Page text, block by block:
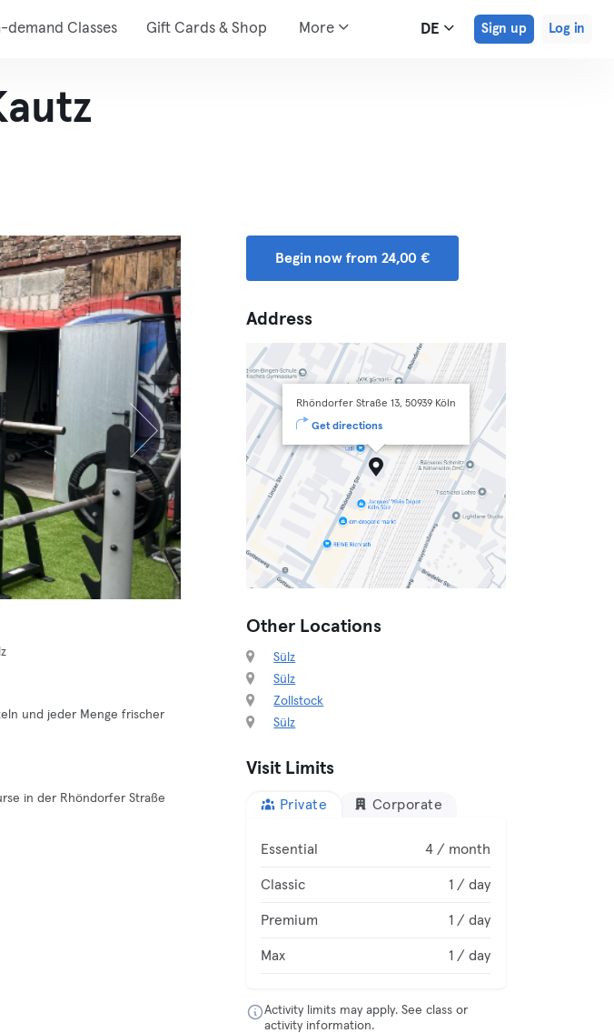
demand Classes Gift Cards & Shop More DE Sign up Log in
und jeder Menge frischer
in der Rhöndorfer Straße
Begin now from 24,00 €
Address
Rhöndorfer Straße 13, 50939 Köln
Get directions
Other Locations
Sülz
Sülz
Zollstock
Sülz
Visit Limits
Private Corporate
Essential 4 / month
Classic 1 / day
Premium 1 / day
Max 1 / day
Activity limits may apply. See class or
activity information.